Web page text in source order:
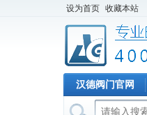
设为首页 收藏本站
汉德阀门官网